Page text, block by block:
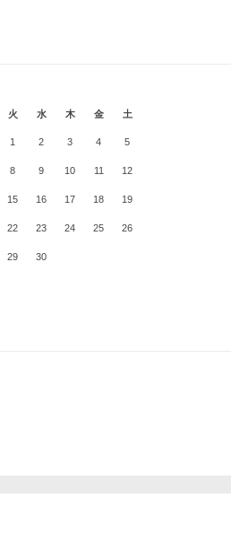
火 水 木 金 土
1 2 3 4 5
8 9 10 11 12
15 16 17 18 19
22 23 24 25 26
29 30